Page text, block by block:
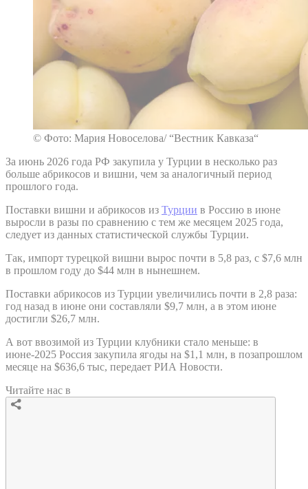
© Фото: Мария Новоселова/ “Вестник Кавказа“
За июнь 2026 года РФ закупила у Турции в несколько раз
больше абрикосов и вишни, чем за аналогичный период
прошлого года.
Поставки вишни и абрикосов из Турции в Россию в июне
выросли в разы по сравнению с тем же месяцем 2025 года,
следует из данных статистической службы Турции.
Так, импорт турецкой вишни вырос почти в 5,8 раз, с $7,6 млн
в прошлом году до $44 млн в нынешнем.
Поставки абрикосов из Турции увеличились почти в 2,8 раза:
год назад в июне они составляли $9,7 млн, а в этом июне
достигли $26,7 млн.
А вот ввозимой из Турции клубники стало меньше: в
июне-2025 Россия закупила ягоды на $1,1 млн, в позапрошлом
месяце на $636,6 тыс, передает РИА Новости.
Читайте нас в